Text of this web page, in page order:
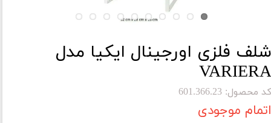
شلف فلزی اورجینال ایکیا مدل
VARIERA
کد محصول: 601.366.23
اتمام موجودی